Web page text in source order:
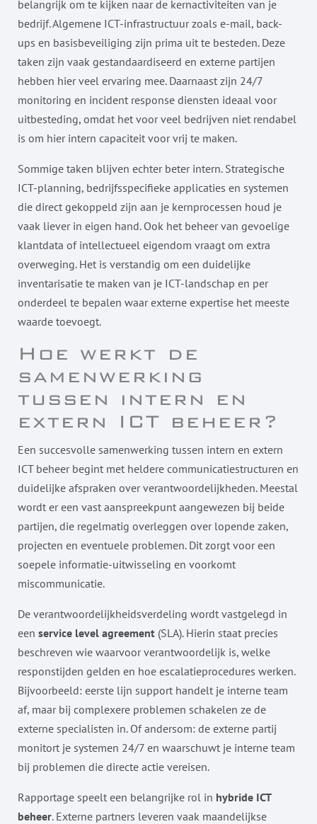
belangrijk om te kijken naar de kernactiviteiten van je
bedrijf. Algemene ICT-infrastructuur zoals e-mail, back-
ups en basisbeveiliging zijn prima uit te besteden. Deze
taken zijn vaak gestandaardiseerd en externe partijen
hebben hier veel ervaring mee. Daarnaast zijn 24/7
monitoring en incident response diensten ideaal voor
uitbesteding, omdat het voor veel bedrijven niet rendabel
is om hier intern capaciteit voor vrij te maken.
Sommige taken blijven echter beter intern. Strategische
ICT-planning, bedrijfsspecifieke applicaties en systemen
die direct gekoppeld zijn aan je kernprocessen houd je
vaak liever in eigen hand. Ook het beheer van gevoelige
klantdata of intellectueel eigendom vraagt om extra
overweging. Het is verstandig om een duidelijke
inventarisatie te maken van je ICT-landschap en per
onderdeel te bepalen waar externe expertise het meeste
waarde toevoegt.
Hoe werkt de
samenwerking
tussen intern en
extern ICT beheer?
Een succesvolle samenwerking tussen intern en extern
ICT beheer begint met heldere communicatiestructuren en
duidelijke afspraken over verantwoordelijkheden. Meestal
wordt er een vast aanspreekpunt aangewezen bij beide
partijen, die regelmatig overleggen over lopende zaken,
projecten en eventuele problemen. Dit zorgt voor een
soepele informatie-uitwisseling en voorkomt
miscommunicatie.
De verantwoordelijkheidsverdeling wordt vastgelegd in
een service level agreement (SLA). Hierin staat precies
beschreven wie waarvoor verantwoordelijk is, welke
responstijden gelden en hoe escalatieprocedures werken.
Bijvoorbeeld: eerste lijn support handelt je interne team
af, maar bij complexere problemen schakelen ze de
externe specialisten in. Of andersom: de externe partij
monitort je systemen 24/7 en waarschuwt je interne team
bij problemen die directe actie vereisen.
Rapportage speelt een belangrijke rol in hybride ICT
beheer. Externe partners leveren vaak maandelijkse